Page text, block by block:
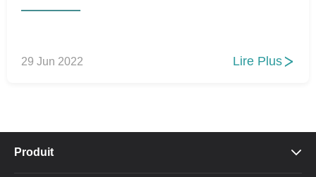
29 Jun 2022 Lire Plus 
Produit 